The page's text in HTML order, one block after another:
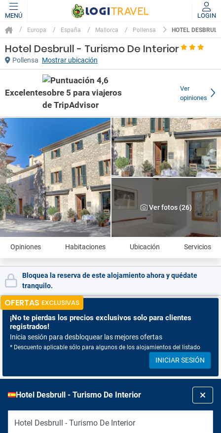
MENÚ LOGIN
Europa España Mallorca Pollensa HOTEL
Hotel Desbrull - Turismo De Interior
Pollensa Mostrar ubicación
Excelente
Ver
opiniones
Ver fotos (26)
Opiniones Habitaciones Ubicación Servicios
Bloquea la reserva de este alojamiento ahora y quédate
tranquilo.
OFERTAS EXCLUSIVAS
¡No te pierdas los precios exclusivos solo para clientes
registrados!
Inicia sesión para desbloquear las mejores ofertas
* Descuento aplicable sólo para algunos de los alojamientos del listado
INICIAR SESIÓN
Hotel Desbrull - Turismo De Interior
Hotel Desbrull - Turismo De Interior